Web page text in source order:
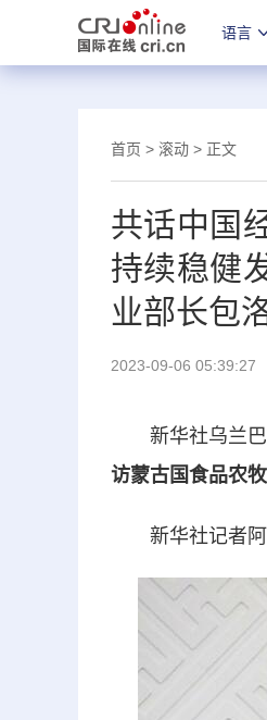
语言
首页 > 滚动 > 正文
共话中国
持续稳健
业部长包
2023-09-06 05:39:27
新华社乌兰巴
访蒙古国食品农
新华社记者阿